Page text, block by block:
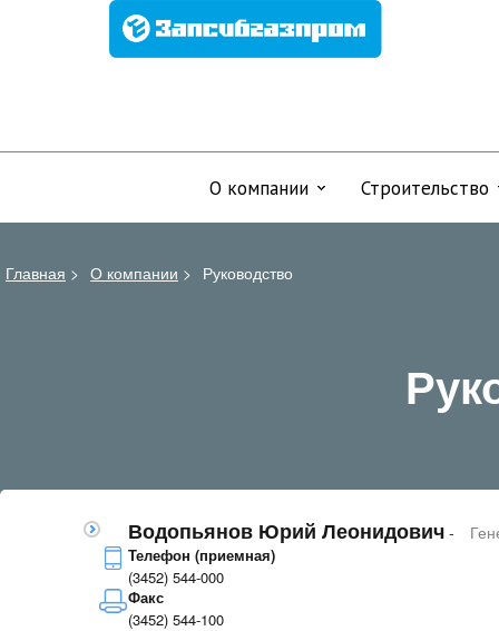
О компании Строительство
Главная > О компании > Руководство
Водопьянов Юрий Леонидович -
Телефон (приемная)
(3452) 544-000
Факс
(3452) 544-100